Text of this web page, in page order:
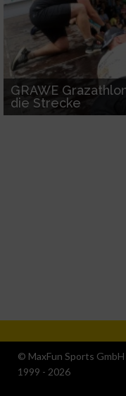
GRAWE
die Strecke
© MaxFun Sports GmbH
1999 - 2026